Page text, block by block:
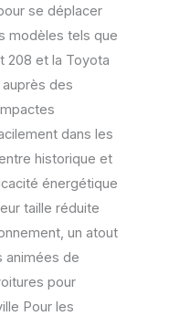
se déplacer
modèles tels que
208 et la Toyota
des
dans les
historique et
énergétique
taille réduite
un atout
animées de
pour
Pour les